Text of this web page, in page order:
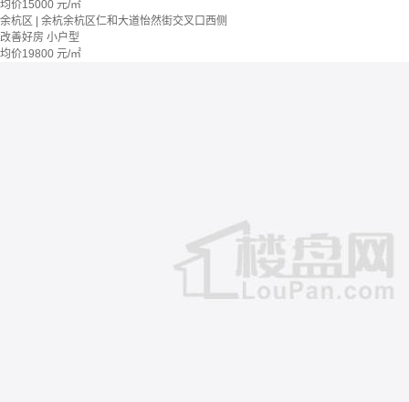
均价15000 元/㎡
余杭区 | 余杭余杭区仁和大道怡然街交叉口西侧
改善好房 小户型
均价19800 元/㎡